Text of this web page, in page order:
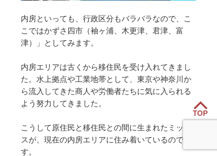
内房といっても、行政区分もバラバラなので、こ
こではかずさ四市（袖ヶ浦、木更津、君津、富
津）」としてみます。
内房エリアは古くから移住民を受け入れてきまし
た。水上拠点や工業地帯として、東京や神奈川か
ら流入してきた商人や労働者たちに気に入られる
よう努力してきました。
こうして原住民と移住民との間に生まれたミック
スが、現在の内房エリアに住み着いているので
す。
TOP